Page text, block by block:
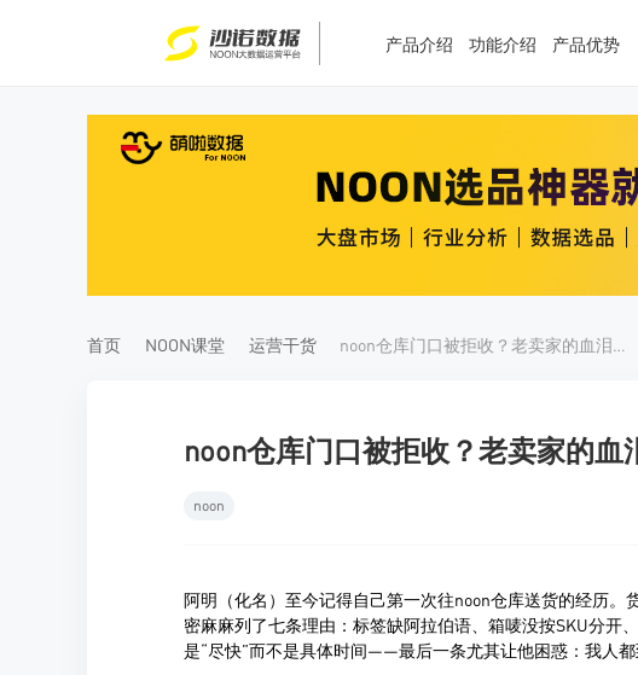
TK
TK
产品介绍 功能介绍 产品优势
首页 NOON课堂 运营干货 noon仓库门口被拒收？老卖家的血泪经验都在这儿了
noon仓库门口被拒收？老卖家的血
noon